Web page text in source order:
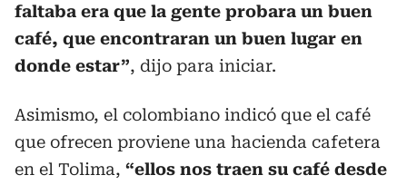
faltaba era que la gente probara un buen
café, que encontraran un buen lugar en
donde estar”, dijo para iniciar.
Asimismo, el colombiano indicó que el café
que ofrecen proviene una hacienda cafetera
en el Tolima, “ellos nos traen su café desde